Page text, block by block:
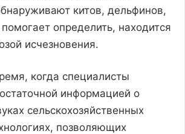
китов, дельфинов,
определить, находится
исчезновения.
когда специалисты
информацией о
сельскохозяйственных
позволяющих